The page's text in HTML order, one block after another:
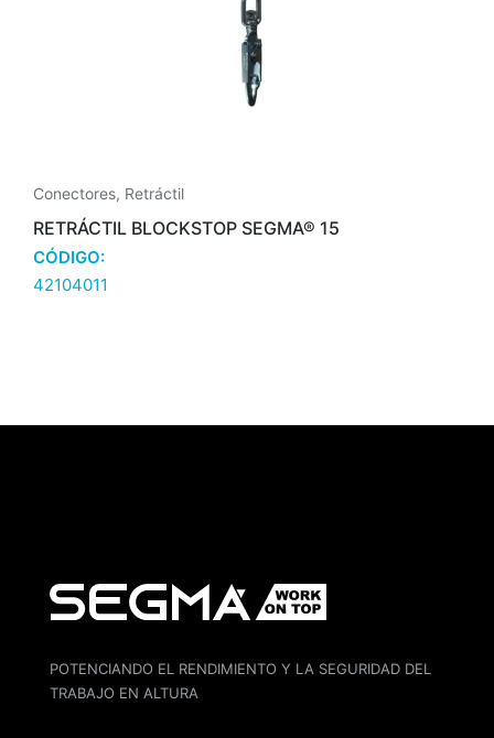
Conectores, Retráctil
RETRÁCTIL BLOCKSTOP SEGMA® 15
CÓDIGO:
42104011
POTENCIANDO EL RENDIMIENTO Y LA SEGURIDAD DEL
TRABAJO EN ALTURA